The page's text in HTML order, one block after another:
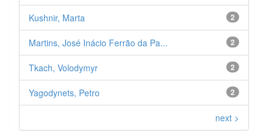
2
Kushnir, Marta
2
Martins, José Inácio Ferrão da Pa...
2
Tkach, Volodymyr
2
Yagodynets, Petro
next >